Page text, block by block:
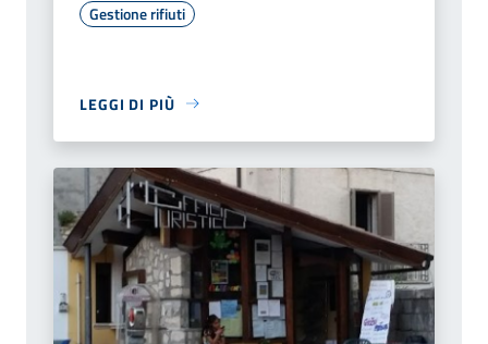
Gestione rifiuti
LEGGI DI PIÙ